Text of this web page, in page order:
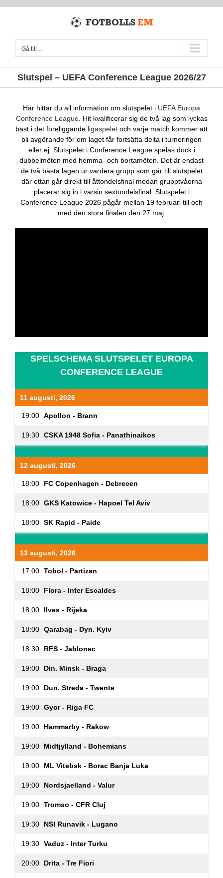
Gå till…
Slutspel – UEFA Conference League 2026/27
Här hittar du all information om slutspelet i UEFA Europa
Conference League. Hit kvalificerar sig de två lag som lyckas
bäst i det föreliggande ligaspelet och varje match kommer att
bli avgörande för om laget får fortsätta delta i turneringen
eller ej. Slutspelet i Conference League spelas dock i
dubbelmöten med hemma- och bortamöten. Det är endast
de två bästa lagen ur vardera grupp som går till slutspelet
där ettan går direkt till åttondelsfinal medan grupptvåorna
placerar sig in i varsin sextondelsfinal. Slutspelet i
Conference League 2026 pågår mellan 19 februari till och
med den stora finalen den 27 maj.
SPELSCHEMA SLUTSPELET EUROPA
CONFERENCE LEAGUE
11 augusti, 2026
19:00 Apollon - Brann
19:30 CSKA 1948 Sofia - Panathinaikos
12 augusti, 2026
18:00 FC Copenhagen - Debrecen
18:00 GKS Katowice - Hapoel Tel Aviv
18:00 SK Rapid - Paide
13 augusti, 2026
17:00 Tobol - Partizan
18:00 Flora - Inter Escaldes
18:00 Ilves - Rijeka
18:00 Qarabag - Dyn. Kyiv
18:30 RFS - Jablonec
19:00 Din. Minsk - Braga
19:00 Dun. Streda - Twente
19:00 Gyor - Riga FC
19:00 Hammarby - Rakow
19:00 Midtjylland - Bohemians
19:00 ML Vitebsk - Borac Banja Luka
19:00 Nordsjaelland - Valur
19:00 Tromso - CFR Cluj
19:30 NSI Runavik - Lugano
19:30 Vaduz - Inter Turku
20:00 Drita - Tre Fiori